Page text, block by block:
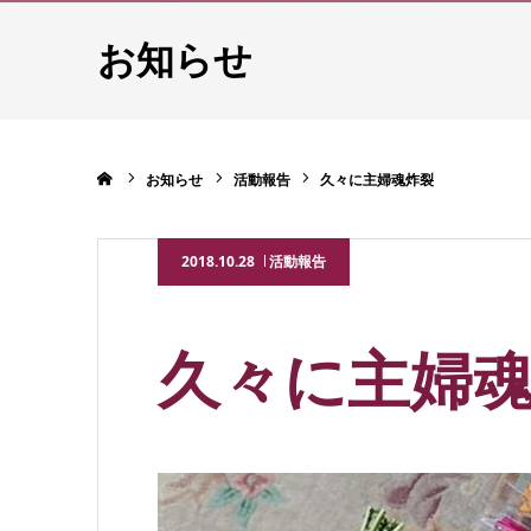
お知らせ
お知らせ 活動報告 久々に主婦魂炸裂
2018.10.28 活動報告
久々に主婦